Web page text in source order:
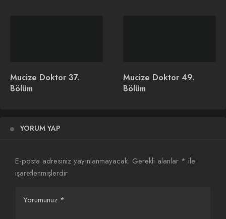
Mucize Doktor 46.
Mucize Doktor 37.
Bölüm
Mucize Doktor 49.
Bölüm
YORUM YAP
E-posta adresiniz yayınlanmayacak. Gerekli alanlar * ile
işaretlenmişlerdir
Yorumunuz *